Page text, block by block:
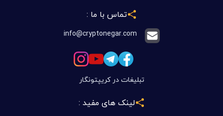
تماس با ما :
info@cryptonegar.com
تبلیغات در کریپتونگار
لینک های مفید :